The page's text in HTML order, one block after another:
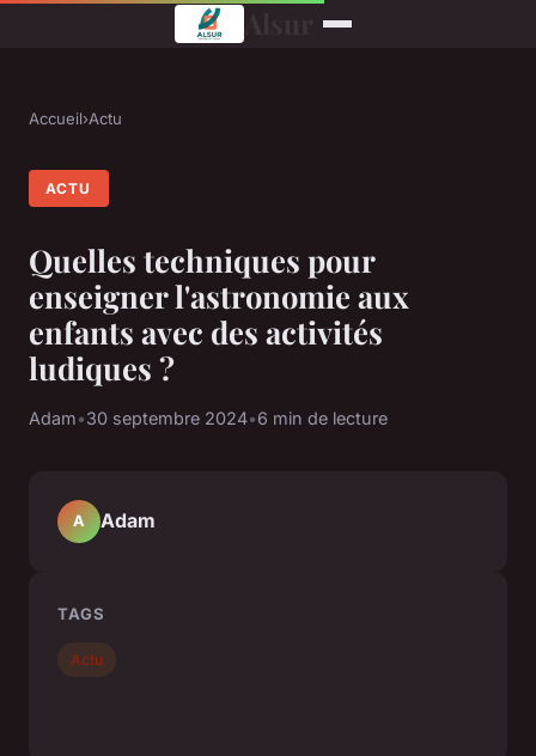
Accueil›Actu
ACTU
Quelles techniques pour
enseigner l'astronomie aux
enfants avec des activités
ludiques ?
Adam•30 septembre 2024•6 min de lecture
A Adam
TAGS
Actu